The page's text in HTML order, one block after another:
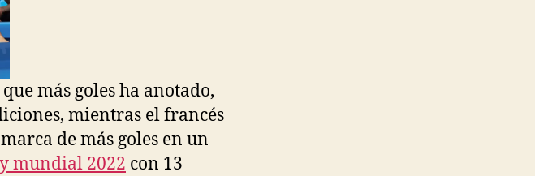
más goles ha anotado,
mientras el francés
de más goles en un
mundial 2022 con 13